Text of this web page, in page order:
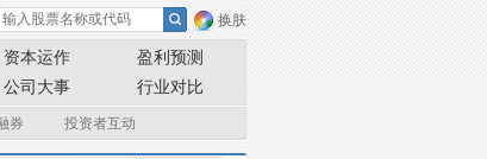
换肤
资本运作
盈利预测
公司大事 行业对比
券 投资者互动